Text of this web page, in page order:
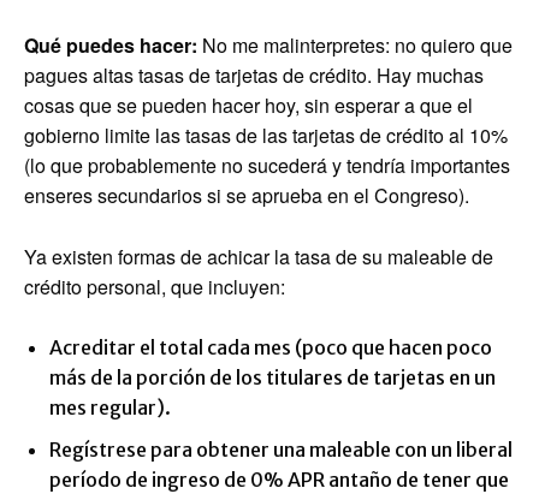
Qué puedes hacer: No me malinterpretes: no quiero que
pagues altas tasas de tarjetas de crédito. Hay muchas
cosas que se pueden hacer hoy, sin esperar a que el
gobierno limite las tasas de las tarjetas de crédito al 10%
(lo que probablemente no sucederá y tendría importantes
enseres secundarios si se aprueba en el Congreso).
Ya existen formas de achicar la tasa de su maleable de
crédito personal, que incluyen:
Acreditar el total cada mes (poco que hacen poco
más de la porción de los titulares de tarjetas en un
mes regular).
Regístrese para obtener una maleable con un liberal
período de ingreso de 0% APR antaño de tener que